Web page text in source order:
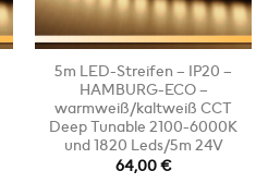
5m LED-Streifen – IP20 –
HAMBURG-ECO –
warmweiß/kaltweiß CCT
Deep Tunable 2100-6000K
und 1820 Leds/5m 24V
64,00€